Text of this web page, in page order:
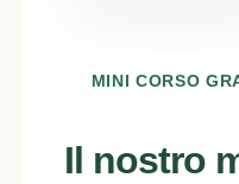
MINI CORSO
Il nostro